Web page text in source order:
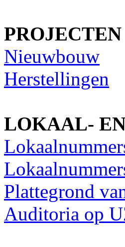
PROJECTEN
Nieuwbouw
Herstellingen
LOKAAL-
Plattegrond
Auditoria op